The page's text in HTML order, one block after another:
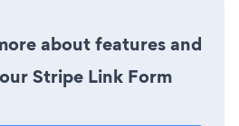
about features and
Stripe Link Form